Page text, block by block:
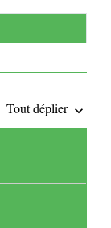
Tout déplier keyboard_arrow_down